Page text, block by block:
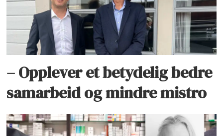
– Opplever et betydelig bedre
samarbeid og mindre mistro